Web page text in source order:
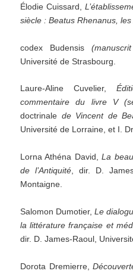
Élodie Cuissard, L ’
siècle : Beatus Rhenanus, les
codex Budensis (manuscrit
Université de Strasbourg.
Laure-Aline Cuvelier,
commentaire du livre V
doctrinale de Vincent de
Université de Lorraine, et I.
Lorna Athéna David,La
de l’Antiquité , dir. D.
Montaigne.
Salomon Dumotier,Le
la littérature française et
dir. D. James-Raoul,
Dorota Dremierre,